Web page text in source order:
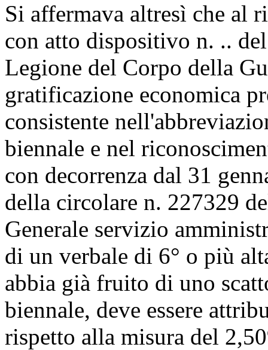
Si affermava altresì che al
con atto dispositivo n. ..
Legione del Corpo della
gratificazione economica
consistente
biennale e nel
con decorrenza dal 31
della circolare n. 227329
Generale servizio
di un verbale di 6° o più
abbia già fruito di uno
biennale, deve essere
rispetto alla misura del